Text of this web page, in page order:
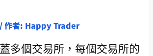
作者: Happy Trader
多個交易所，每個交易所的